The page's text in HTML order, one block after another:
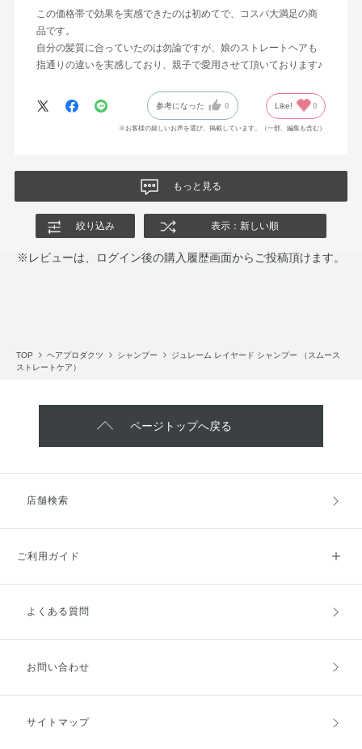
この価格帯で効果を実感できたのは初めてで、コスパ大満足の商
品です。
自分の髪質に合っていたのは勿論ですが、娘のストレートヘアも
指通りの違いを実感しており、親子で愛用させて頂いております♪
参考になった 0 Like! 0
※お客様の嬉しいお声を選び、掲載しています。（一部、編集も含む）
もっと見る
絞り込み 表示：新しい順
※レビューは、ログイン後の購入履歴画面からご投稿頂けます。
TOP ヘアプロダクツ シャンプー
ジュレーム レイヤード シャンプー （スムース
ストレートケア）
ページトップへ戻る
店舗検索
ご利用ガイド
ご利用ガイドトップ
お支払方法
キャンセル・返品・交換
よくある質問
お問い合わせ
サイトマップ